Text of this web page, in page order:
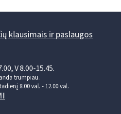
klausimais ir paslaugos
V 8.00-15.45.
trumpiau.
8.00 val. - 12.00 val.